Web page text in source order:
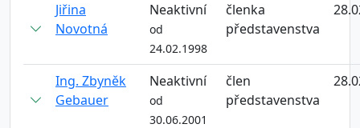
Jiřina
Novotná
Neaktivní
od
24.02.1998
členka
představenstva
Ing. Zbyněk
Gebauer
Neaktivní
od
30.06.2001
člen
představenstva